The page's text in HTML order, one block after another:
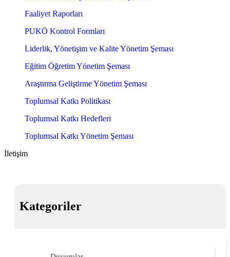
Faaliyet Raporları
PUKÖ Kontrol Formları
Liderlik, Yönetişim ve Kalite Yönetim Şeması
Eğitim Öğretim Yönetim Şeması
Araştırma Geliştirme Yönetim Şeması
Toplumsal Katkı Politikası
Toplumsal Katkı Hedefleri
Toplumsal Katkı Yönetim Şeması
İletişim
Kategoriler